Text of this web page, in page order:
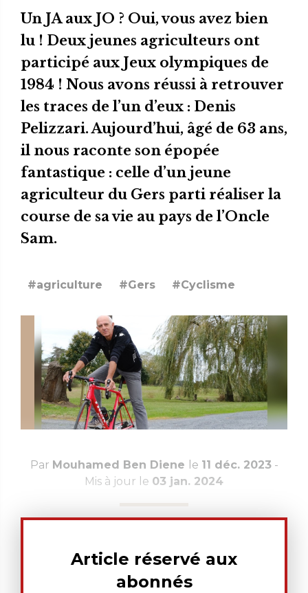
Un JA aux JO ? Oui, vous avez bien
lu ! Deux jeunes agriculteurs ont
participé aux Jeux olympiques de
1984 ! Nous avons réussi à retrouver
les traces de l’un d’eux : Denis
Pelizzari. Aujourd’hui, âgé de 63 ans,
il nous raconte son épopée
fantastique : celle d’un jeune
agriculteur du Gers parti réaliser la
course de sa vie au pays de l’Oncle
Sam.
#agriculture #Gers #Cyclisme
Par Mouhamed Ben Diene le 11 déc. 2023-
Mis à jour le 03 jan. 2024
Article réservé aux
abonnés